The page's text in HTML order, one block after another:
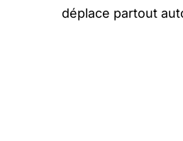
déplace partout